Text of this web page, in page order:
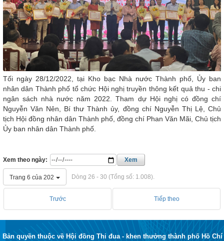
Tối ngày 28/12/2022, tại Kho bạc Nhà nước Thành phố, Ủy ban
nhân dân Thành phố tổ chức Hội nghị truyền thông kết quả thu - chi
ngân sách nhà nước năm 2022. Tham dự Hội nghị có đồng chí
Nguyễn Văn Nên, Bí thư Thành ủy, đồng chí Nguyễn Thị Lệ, Chủ
tịch Hội đồng nhân dân Thành phố, đồng chí Phan Văn Mãi, Chủ tịch
Ủy ban nhân dân Thành phố.
Xem theo ngày: Xem
Trang 6 của 202 Dòng 26 - 30 (Tổng số: 1.008).
Trước Tiếp theo
Bản quyền thuộc về Hội đồng Thi đua - khen thưởng thành phố Hồ Chí